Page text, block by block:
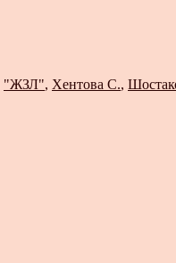
"ЖЗЛ", Хентова С.,